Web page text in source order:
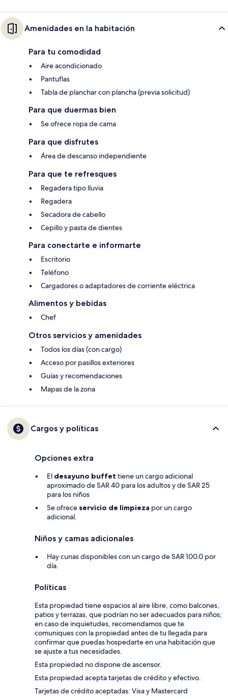
Amenidades en la habitación
Para tu comodidad
Aire acondicionado
Pantuflas
Tabla de planchar con plancha (previa solicitud)
Para que duermas bien
Se ofrece ropa de cama
Para que disfrutes
Área de descanso independiente
Para que te refresques
Regadera tipo lluvia
Regadera
Secadora de cabello
Cepillo y pasta de dientes
Para conectarte e informarte
Escritorio
Teléfono
Cargadores o adaptadores de corriente eléctrica
Alimentos y bebidas
Chef
Otros servicios y amenidades
Todos los días (con cargo)
Acceso por pasillos exteriores
Guías y recomendaciones
Mapas de la zona
Cargos y políticas
Opciones extra
El desayuno buffet tiene un cargo adicional
aproximado de SAR 40 para los adultos y de SAR 25
para los niños
Se ofrece servicio de limpieza por un cargo
adicional.
Niños y camas adicionales
Hay cunas disponibles con un cargo de SAR 100.0 por
día.
Políticas
Esta propiedad tiene espacios al aire libre, como balcones,
patios y terrazas, que podrían no ser adecuados para niños;
en caso de inquietudes, recomendamos que te
comuniques con la propiedad antes de tu llegada para
confirmar que puedas hospedarte en una habitación que
se ajuste a tus necesidades.
Esta propiedad no dispone de ascensor.
Esta propiedad acepta tarjetas de crédito y efectivo.
Tarjetas de crédito aceptadas: Visa y Mastercard